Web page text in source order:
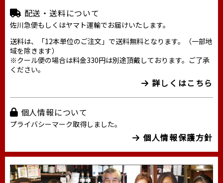
配送・送料について
佐川急便もしくはヤマト運輸でお届けいたします。
送料は、「12本単位のご注文」で送料無料となります。（一部地
域を除きます）
※クール便の場合は料金330円は別途頂戴しております。ご了承
ください。
詳しくはこちら
個人情報について
プライバシーマーク取得しました。
個人情報保護方針